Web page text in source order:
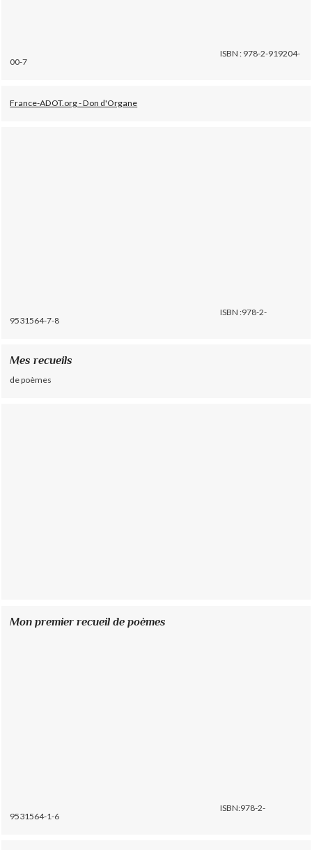
ISBN : 978-2-919204-
00-7
France-ADOT.org - Don d'Organe
ISBN :978-2-
9531564-7-8
Mes recueils
de poèmes
Mon premier recueil de poèmes
ISBN:978-2-
9531564-1-6